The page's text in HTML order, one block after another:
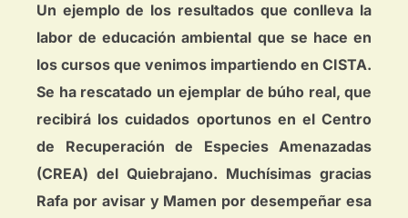
Un ejemplo de los resultados que conlleva la
labor de educación ambiental que se hace en
los cursos que venimos impartiendo en CISTA.
Se ha rescatado un ejemplar de búho real, que
recibirá los cuidados oportunos en el Centro
de Recuperación de Especies Amenazadas
(CREA) del Quiebrajano. Muchísimas gracias
Rafa por avisar y Mamen por desempeñar esa